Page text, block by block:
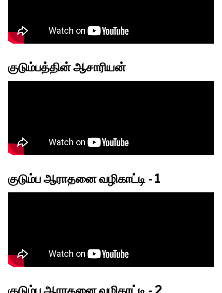
குடும்பத்தின் ஆசாரியன்
குடும்ப ஆராதனை வழிகாட்டி - 1